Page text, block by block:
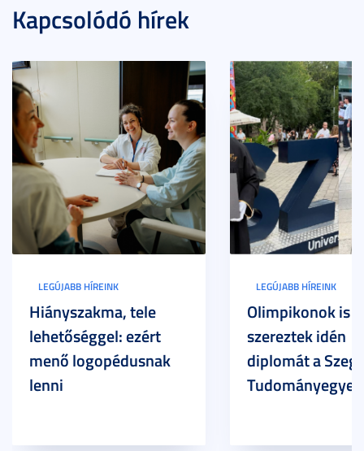
Kapcsolódó hírek
LEGÚJABB HÍREINK
Hiányszakma, tele
lehetőséggel: ezért
menő logopédusnak
lenni
LEGÚJABB HÍREINK
Olimpikonok is
szereztek idén
diplomát a